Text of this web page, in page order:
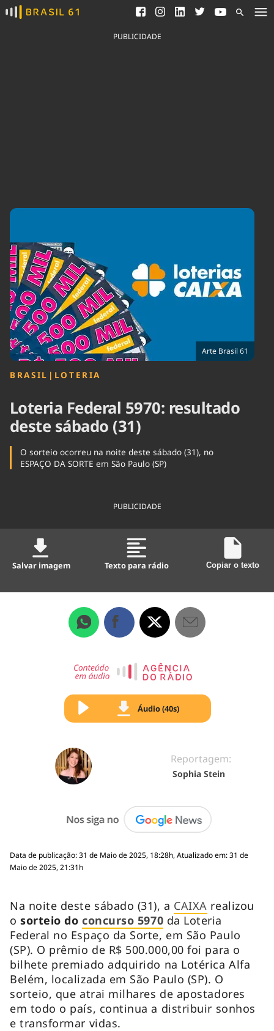
Ver todas as notícias
Saneamento
Indicadores
Brasil
Brasil Mineral
Ciência &
Tecnologia
Cinema
Educação
Infraestrutura
Internacional
Saúde
Tempo
PUBLICIDADE
Arte Brasil 61
BRASIL | LOTERIA
Loteria Federal 5970: resultado
deste sábado (31)
O sorteio ocorreu na noite deste sábado (31), no
ESPAÇO DA SORTE em São Paulo (SP)
PUBLICIDADE
Salvar imagem Texto para rádio Copiar o texto
Áudio (40s)
Reportagem:
Sophia Stein
Data de publicação: 31 de Maio de 2025, 18:28h, Atualizado em: 31 de
Maio de 2025, 21:31h
Na noite deste sábado (31), a CAIXA realizou
osorteio do concurso 5970 da Loteria
Federal no Espaço da Sorte, em São Paulo
(SP). O prêmio de R$ 500.000,00 foi para o
bilhete premiado adquirido na Lotérica Alfa
Belém, localizada em São Paulo (SP). O
sorteio, que atrai milhares de apostadores
em todo o país, continua a distribuir sonhos
e transformar vidas.